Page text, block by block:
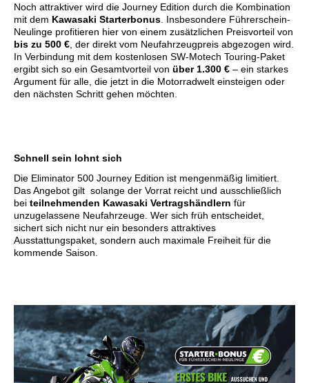
Noch attraktiver wird die Journey Edition durch die Kombination
mit dem Kawasaki Starterbonus . Insbesondere Führerschein-
Neulinge profitieren hier von einem zusätzlichen Preisvorteil von
bis zu 500 € , der direkt vom Neufahrzeugpreis abgezogen wird.
In Verbindung mit dem kostenlosen SW-Motech Touring-Paket
ergibt sich so ein Gesamtvorteil von über 1.300 € – ein starkes
Argument für alle, die jetzt in die Motorradwelt einsteigen oder
den nächsten Schritt gehen möchten.
Schnell sein lohnt sich
Die Eliminator 500 Journey Edition ist mengenmäßig limitiert.
Das Angebot gilt solange der Vorrat reicht und ausschließlich
bei teilnehmenden Kawasaki Vertragshändlern für
unzugelassene Neufahrzeuge. Wer sich früh entscheidet,
sichert sich nicht nur ein besonders attraktives
Ausstattungspaket, sondern auch maximale Freiheit für die
kommende Saison.